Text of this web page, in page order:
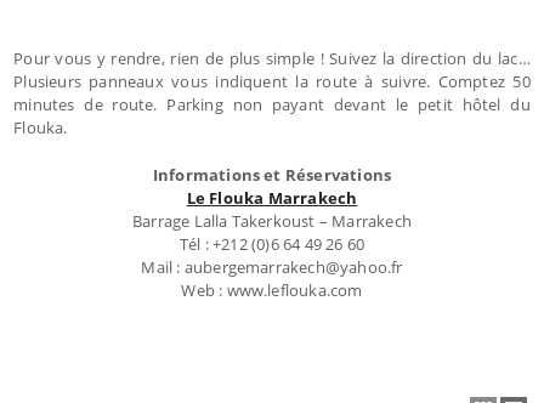
Pour vous y rendre, rien de plus simple ! Suivez la direction du lac…
Plusieurs panneaux vous indiquent la route à suivre. Comptez 50
minutes de route. Parking non payant devant le petit hôtel du
Flouka.
Informations et Réservations
Le Flouka Marrakech
Barrage Lalla Takerkoust – Marrakech
Tél : +212 (0)6 64 49 26 60
Mail : aubergemarrakech@yahoo.fr
Web : www.leflouka.com